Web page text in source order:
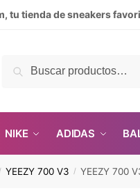
tu tienda de sneakers
Buscar
por:
Buscar
NIKE ADIDAS
/ YEEZY 700 V3 / YEEZY 700